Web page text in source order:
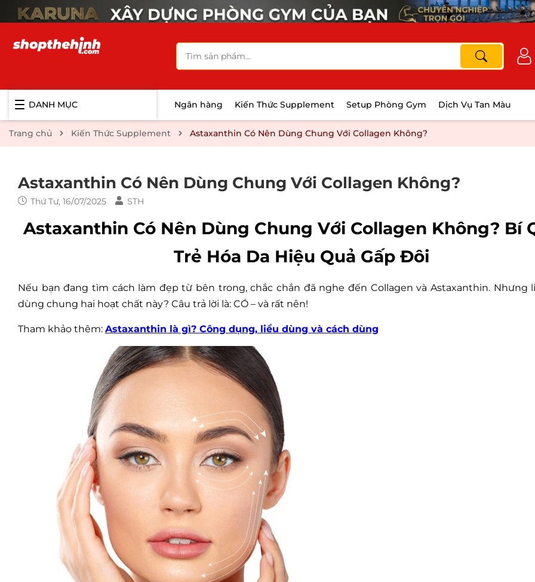
DANH MỤC Ngân hàng Kiến Thức Supplement Setup Phòng Gym Dịch Vụ Tan Màu
Trang chủ Kiến Thức Supplement Astaxanthin Có Nên Dùng Chung Với Collagen Không?
Astaxanthin Có Nên Dùng Chung Với Collagen Không?
Thứ Tư, 16/07/2025 STH
Astaxanthin Có Nên Dùng Chung Với Collagen Không? Bí
Trẻ Hóa Da Hiệu Quả Gấp Đôi
Nếu bạn đang tìm cách làm đẹp từ bên trong, chắc chắn đã nghe đến Collagen và Astaxanthin. Nhưng
dùng chung hai hoạt chất này? Câu trả lời là: CÓ – và rất nên!
Tham khảo thêm: Astaxanthin là gì? Công dụng, liều dùng và cách dùng